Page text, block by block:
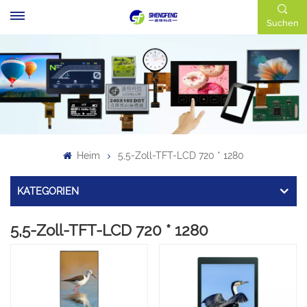
Suchen
Heim 5,5-Zoll-TFT-LCD 720 * 1280
KATEGORIEN
5,5-Zoll-TFT-LCD 720 * 1280